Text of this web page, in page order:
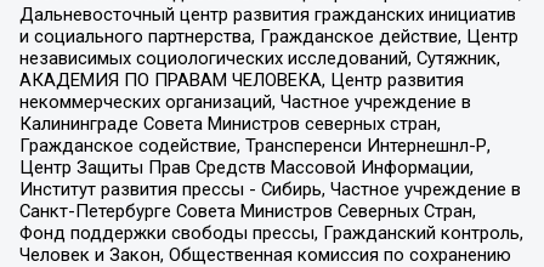
Дальневосточный центр развития гражданских инициатив
и социального партнерства, Гражданское действие, Центр
независимых социологических исследований, Сутяжник,
АКАДЕМИЯ ПО ПРАВАМ ЧЕЛОВЕКА, Центр развития
некоммерческих организаций, Частное учреждение в
Калининграде Совета Министров северных стран,
Гражданское содействие, Трансперенси Интернешнл-Р,
Центр Защиты Прав Средств Массовой Информации,
Институт развития прессы - Сибирь, Частное учреждение в
Санкт-Петербурге Совета Министров Северных Стран,
Фонд поддержки свободы прессы, Гражданский контроль,
Человек и Закон, Общественная комиссия по сохранению